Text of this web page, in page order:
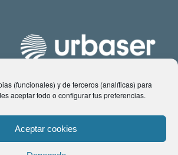
(funcionales) y de terceros (analíticas) para
aceptar todo o configurar tus preferencias.
Aceptar cookies